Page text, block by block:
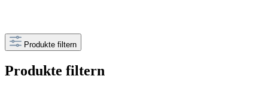
Produkte filtern
Produkte filtern